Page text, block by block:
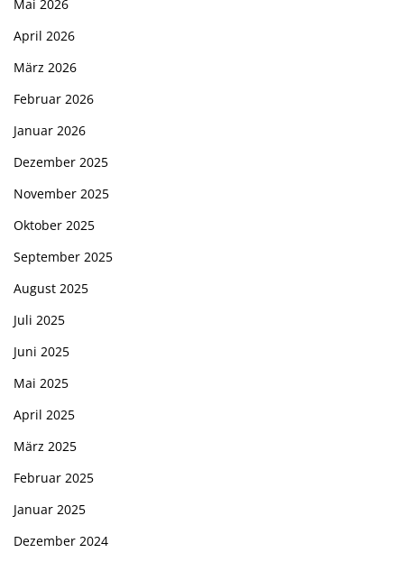
Mai 2026
April 2026
März 2026
Februar 2026
Januar 2026
Dezember 2025
November 2025
Oktober 2025
September 2025
August 2025
Juli 2025
Juni 2025
Mai 2025
April 2025
März 2025
Februar 2025
Januar 2025
Dezember 2024